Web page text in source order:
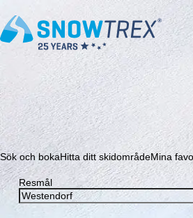
Prenumerera på vårt
Sök och bokaHitta ditt skidområdeMina
Resmål